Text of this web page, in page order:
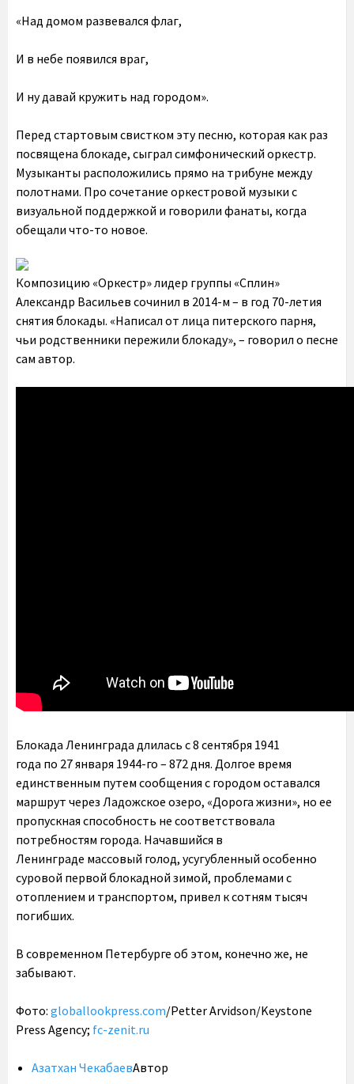
«Над домом развевался флаг,
И в небе появился враг,
И ну давай кружить над городом».
Перед стартовым свистком эту песню, которая как раз
посвящена блокаде, сыграл симфонический оркестр.
Музыканты расположились прямо на трибуне между
полотнами. Про сочетание оркестровой музыки с
визуальной поддержкой и говорили фанаты, когда
обещали что-то новое.
Композицию «Оркестр» лидер группы «Сплин»
Александр Васильев сочинил в 2014-м – в год 70-летия
снятия блокады. «Написал от лица питерского парня,
чьи родственники пережили блокаду», – говорил о песне
сам автор.
Блокада Ленинграда длилась с 8 сентября 1941
года по 27 января 1944-го – 872 дня. Долгое время
единственным путем сообщения с городом оставался
маршрут через Ладожское озеро, «Дорога жизни», но ее
пропускная способность не соответствовала
потребностям города. Начавшийся в
Ленинграде массовый голод, усугубленный особенно
суровой первой блокадной зимой, проблемами с
отоплением и транспортом, привел к сотням тысяч
погибших.
В современном Петербурге об этом, конечно же, не
забывают.
Фото: globallookpress.com/Petter Arvidson/Keystone
Press Agency; fc-zenit.ru
Азатхан ЧекабаевАвтор